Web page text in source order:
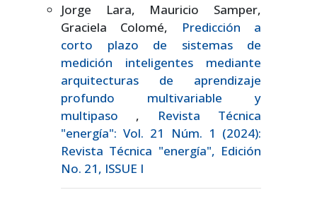
Jorge Lara, Mauricio Samper,
Graciela Colomé,
Predicción a
corto plazo de sistemas de
medición inteligentes mediante
arquitecturas de aprendizaje
profundo multivariable y
multipaso ,
Revista Técnica
"energía": Vol. 21 Núm. 1 (2024):
Revista Técnica "energía", Edición
No. 21, ISSUE I